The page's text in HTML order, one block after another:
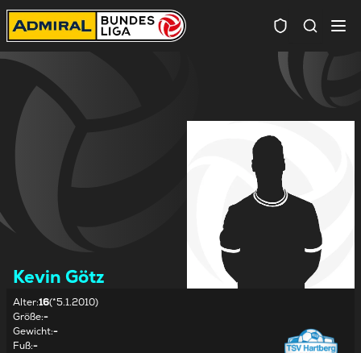
Kevin Götz
Alter:16(*5.1.2010)
Größe:-
Gewicht:-
Fuß:-